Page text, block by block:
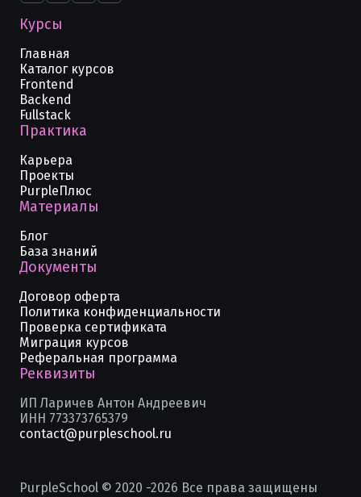
Курсы
Главная
Каталог курсов
Frontend
Backend
Fullstack
Практика
Карьера
Проекты
PurpleПлюс
Материалы
Блог
База знаний
Документы
Договор оферта
Политика конфиденциальности
Проверка сертификата
Миграция курсов
Реферальная программа
Реквизиты
ИП Ларичев Антон Андреевич
ИНН 773373765379
contact@purpleschool.ru
PurpleSchool © 2020 -2026 Все права защищены